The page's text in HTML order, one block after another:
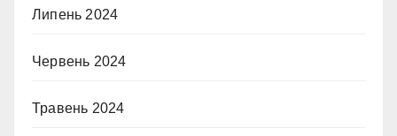
Липень 2024
Червень 2024
Травень 2024